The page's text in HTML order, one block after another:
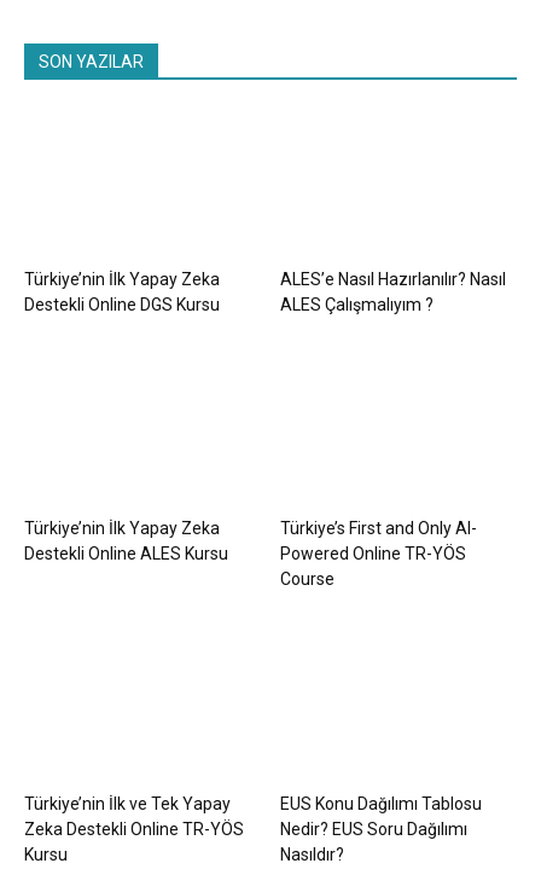
SON YAZILAR
Türkiye’nin İlk Yapay Zeka
Destekli Online DGS Kursu
ALES’e Nasıl Hazırlanılır? Nasıl
ALES Çalışmalıyım ?
Türkiye’nin İlk Yapay Zeka
Destekli Online ALES Kursu
Türkiye’s First and Only AI-
Powered Online TR-YÖS
Course
Türkiye’nin İlk ve Tek Yapay
Zeka Destekli Online TR-YÖS
Kursu
EUS Konu Dağılımı Tablosu
Nedir? EUS Soru Dağılımı
Nasıldır?